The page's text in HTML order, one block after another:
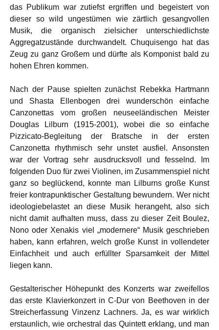
das Publikum war zutiefst ergriffen und begeistert von
dieser so wild ungestümen wie zärtlich gesangvollen
Musik, die organisch zielsicher unterschiedlichste
Aggregatzustände durchwandelt. Chuquisengo hat das
Zeug zu ganz Großem und dürfte als Komponist bald zu
hohen Ehren kommen.
Nach der Pause spielten zunächst Rebekka Hartmann
und Shasta Ellenbogen drei wunderschön einfache
Canzonettas vom großen neuseeländischen Meister
Douglas Lilburn (1915-2001), wobei die so einfache
Pizzicato-Begleitung der Bratsche in der ersten
Canzonetta rhythmisch sehr unstet ausfiel. Ansonsten
war der Vortrag sehr ausdrucksvoll und fesselnd. Im
folgenden Duo für zwei Violinen, im Zusammenspiel nicht
ganz so beglückend, konnte man Lilburns große Kunst
freier kontrapunktischer Gestaltung bewundern. Wer nicht
ideologiebelastet an diese Musik herangeht, also sich
nicht damit aufhalten muss, dass zu dieser Zeit Boulez,
Nono oder Xenakis viel „modernere“ Musik geschrieben
haben, kann erfahren, welch große Kunst in vollendeter
Einfachheit und auch erfüllter Sparsamkeit der Mittel
liegen kann.
Gestalterischer Höhepunkt des Konzerts war zweifellos
das erste Klavierkonzert in C-Dur von Beethoven in der
Streicherfassung Vinzenz Lachners. Ja, es war wirklich
erstaunlich, wie orchestral das Quintett erklang, und man